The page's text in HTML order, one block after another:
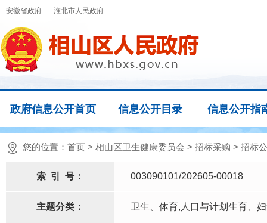
安徽省政府 淮北市人民政府
政府信息公开首页 信息公开目录 信息公开指
您的位置： 首页 > 相山区卫生健康委员会 > 招标采购 > 招标
索 引 号： 003090101/202605-00018
主题分类： 卫生、体育,人口与计划生育、